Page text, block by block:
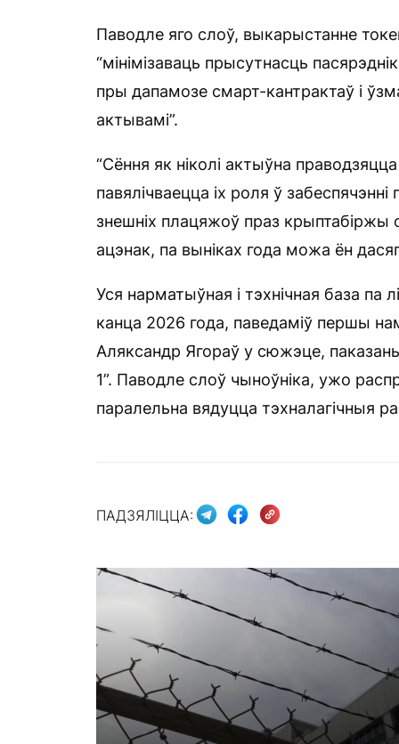
Паводле яго слоў, выкарыстанне
“мінімізаваць прысутнасць
пры дапамозе смарт-кантрактаў і
актывамі”.
“Сёння як ніколі актыўна
павялічваецца іх роля ў
знешніх плацяжоў праз
ацэнак, па выніках года можа ён
Уся нарматыўная і тэхнічная база па
канца 2026 года, паведаміў першы
Аляксандр Ягораў у сюжэце,
1”. Паводле слоў чыноўніка, ужо
паралельна вядуцца тэхналагічныя
ПАДЗЯЛІЦЦА: